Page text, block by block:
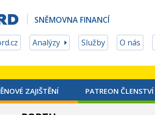
SNĚMOVNA FINANCÍ
Analýzy Služby O nás
ZAJIŠTĚNÍ PATREON ČLENSTVÍ